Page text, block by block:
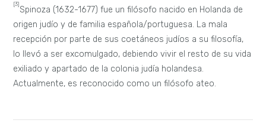
RELATED POSTS
LECTURAS